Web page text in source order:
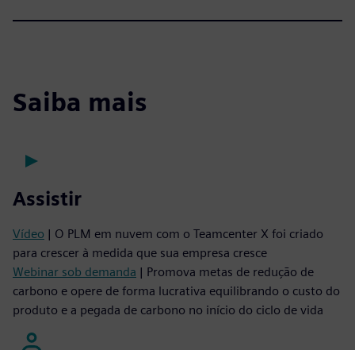
Saiba mais
Assistir
Vídeo | O PLM em nuvem com o Teamcenter X foi criado
para crescer à medida que sua empresa cresce
Webinar sob demanda | Promova metas de redução de
carbono e opere de forma lucrativa equilibrando o custo do
produto e a pegada de carbono no início do ciclo de vida